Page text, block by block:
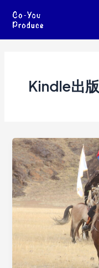
Kindle出版